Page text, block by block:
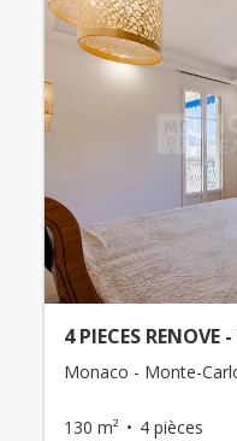
4 PIECES RENOVE
Monaco - Monte-
130 m² 4 pièces